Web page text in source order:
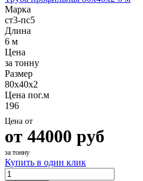
Марка
ст3-пс5
Длина
6 м
Цена
за тонну
Размер
80х40х2
Цена пог.м
196
Цена от
от 44000 руб
за тонну
Купить в один клик